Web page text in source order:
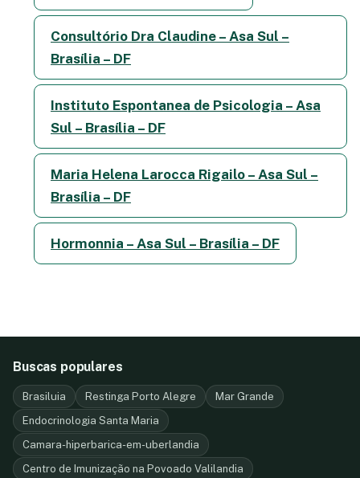
Consultório Dra Claudine – Asa Sul –
Brasília – DF
Instituto Espontanea de Psicologia – Asa
Sul – Brasília – DF
Maria Helena Larocca Rigailo – Asa Sul –
Brasília – DF
Hormonnia – Asa Sul – Brasília – DF
Buscas populares
Brasiluia Restinga Porto Alegre
Mar Grande
Endocrinologia Santa Maria
Camara-hiperbarica-em-uberlandia
Centro de Imunização na Povoado Valilandia